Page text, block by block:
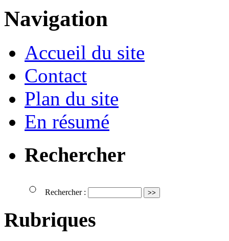
Navigation
Accueil du site
Contact
Plan du site
En résumé
Rechercher
Rechercher :
Rubriques